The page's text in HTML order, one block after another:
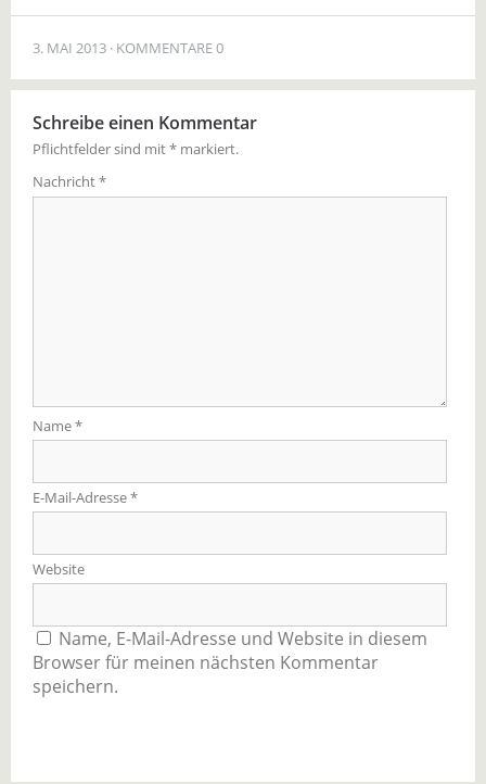
3. MAI 2013 KOMMENTARE 0
Schreibe einen Kommentar
Pflichtfelder sind mit* markiert.
Nachricht*
Name*
E-Mail-Adresse*
Website
Name, E-Mail-Adresse und Website in diesem
Browser für meinen nächsten Kommentar
speichern.